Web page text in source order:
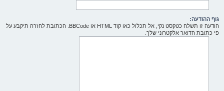
גוף ההודעה:
הודעה זו תשלח כטקסט נקי, אל תכלול כאו קוד HTML או BBCode. הכתובת לחזרה תיקבע על
פי כתובת הדואר אלקטרוני שלך.